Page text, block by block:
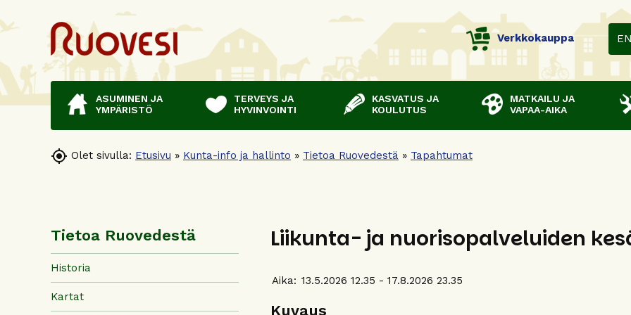
Verkkokauppa EN
ASUMINEN JA
YMPÄRISTÖ
TERVEYS JA
HYVINVOINTI
KASVATUS JA
KOULUTUS
MATKAILU JA
VAPAA-AIKA
 Olet sivulla: Etusivu » Kunta-info ja hallinto » Tietoa Ruovedestä » Tapahtumat
Tietoa Ruovedestä
Historia
Kartat
Liikunta- ja nuorisopalveluiden
Aika: 13.5.2026 12.35 - 17.8.2026 23.35
Kuvaus